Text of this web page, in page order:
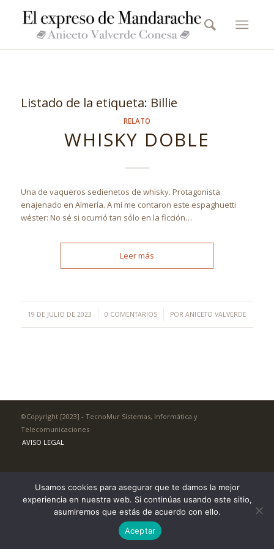
Listado de la etiqueta: Billie
RELATO
WHISKY DOBLE
Una de vaqueros sedienetos de whisky. Protagonista
enajenado en Almería. A mí me contaron este espaghuetti
wéster: No sé si ocurrió tan sólo en la ficción…
Leer más
19 DE JULIO DE 2023
/ 0 COMENTARIOS
/ POR ANICETO VALVERDE
©Copyright [2023] - TecnoMur Sistemas, Informática y
Telecomunicaciones
AVISO LEGAL
Usamos cookies para asegurar que te damos la mejor
experiencia en nuestra web. Si continúas usando este sitio,
asumiremos que estás de acuerdo con ello.
Aceptar